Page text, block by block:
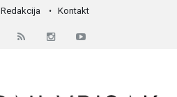
Redakcija Kontakt